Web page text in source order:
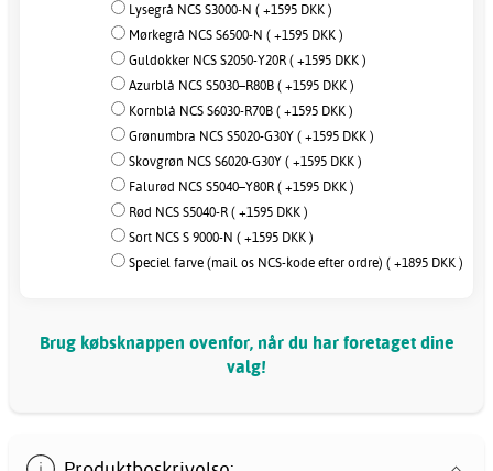
Lysegrå NCS S3000-N ( +1595 DKK )
Mørkegrå NCS S6500-N ( +1595 DKK )
Guldokker NCS S2050-Y20R ( +1595 DKK )
Azurblå NCS S5030–R80B ( +1595 DKK )
Kornblå NCS S6030-R70B ( +1595 DKK )
Grønumbra NCS S5020-G30Y ( +1595 DKK )
Skovgrøn NCS S6020-G30Y ( +1595 DKK )
Falurød NCS S5040–Y80R ( +1595 DKK )
Rød NCS S5040-R ( +1595 DKK )
Sort NCS S 9000-N ( +1595 DKK )
Speciel farve (mail os NCS-kode efter ordre) ( +1895 DKK )
Brug købsknappen ovenfor, når du har foretaget dine
valg!